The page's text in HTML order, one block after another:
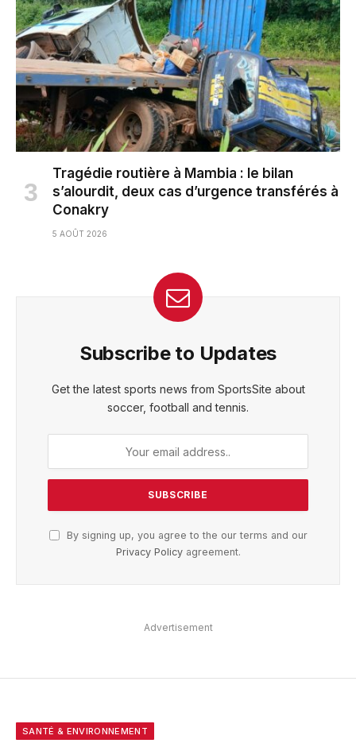
Tragédie routière à Mambia : le bilan
s’alourdit, deux cas d’urgence transférés à
Conakry
5 AOÛT 2026
Subscribe to Updates
Get the latest sports news from SportsSite about
soccer, football and tennis.
By signing up, you agree to the our terms and our
Privacy Policyagreement.
Advertisement
SANTÉ & ENVIRONNEMENT